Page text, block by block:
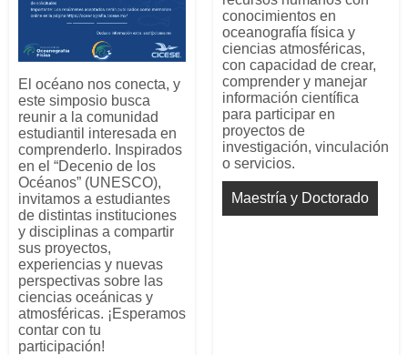
El océano nos conecta, y
este simposio busca
reunir a la comunidad
estudiantil interesada en
comprenderlo. Inspirados
en el “Decenio de los
Océanos” (UNESCO),
invitamos a estudiantes
de distintas instituciones
y disciplinas a compartir
sus proyectos,
experiencias y nuevas
perspectivas sobre las
ciencias oceánicas y
atmosféricas. ¡Esperamos
contar con tu
participación!
conocimientos en
oceanografía física y
ciencias atmosféricas,
con capacidad de crear,
comprender y manejar
información científica
para participar en
proyectos de
investigación, vinculación
o servicios.
Maestría y Doctorado